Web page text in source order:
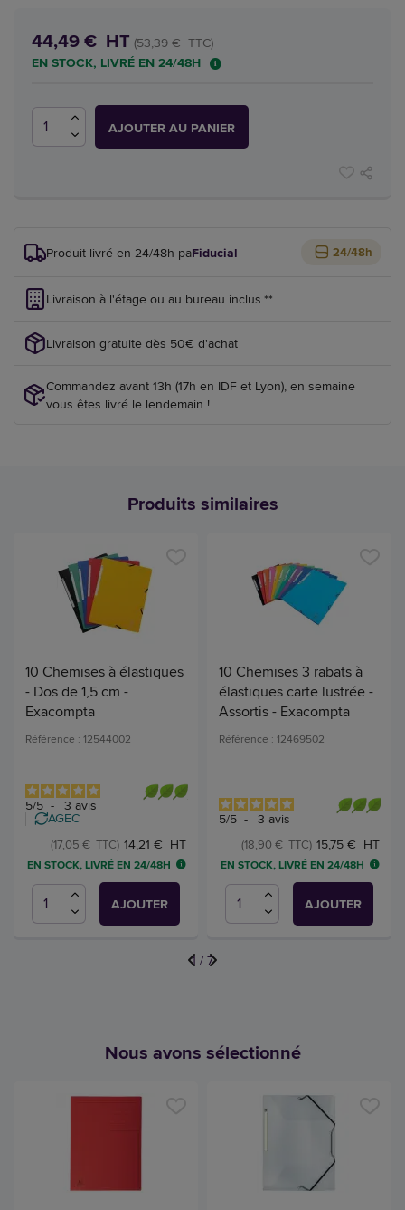
44,49 € HT (53,39 € TTC)
EN STOCK, LIVRÉ EN 24/48H
AJOUTER AU PANIER
Produit livré en 24/48h parFiducial 24/48h
Livraison à l'étage ou au bureau inclus.**
Livraison gratuite dès 50€ d'achat
Commandez avant 13h (17h en IDF et Lyon), en semaine
vous êtes livré le lendemain !
Produits similaires
10 Chemises à élastiques
- Dos de 1,5 cm -
Exacompta
Référence : 12544002
5/5 - 3 avis
AGEC
14,21 € HT
(17,05 € TTC)
EN STOCK, LIVRÉ EN 24/48H
AJOUTER
10 Chemises 3 rabats à
élastiques carte lustrée -
Assortis - Exacompta
Référence : 12469502
5/5 - 3 avis
15,75 € HT
(18,90 € TTC)
EN STOCK, LIVRÉ EN 24/48H
AJOUTER
1 / 7
Nous avons sélectionné